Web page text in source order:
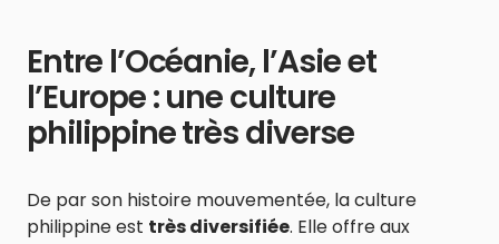
Entre l’Océanie, l’Asie et
l’Europe : une culture
philippine très diverse
De par son histoire mouvementée, la culture
philippine est très diversifiée. Elle offre aux